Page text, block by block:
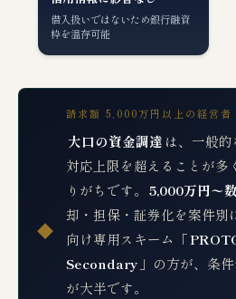
借入扱いではないため銀行融資
枠を温存可能
◆
請求額 5,000万円以上の経営者
大口の資金調達 は、一般
対応上限を超えることが多
りがちです。 5,000万円〜
却・担保・証券化を案件別
向け専用スキーム「
Secondary 」の方が、条
が大半です。